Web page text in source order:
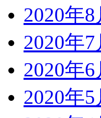
2020年8
2020年7
2020年6
2020年5